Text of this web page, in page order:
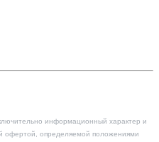
информационный характер и
офертой, определяемой положениями